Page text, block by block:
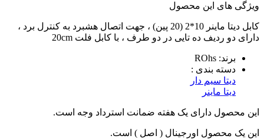
ویژگی های این محصول
کابل دیتا ماینر 10*2 (20 پین) ، جهت اتصال هشبرد به کنترل برد ،
دارای دو ردیف ده تایی در دو طرف ، با کابل فلت 20cm
برند: ROhs
دسته بندی :
دیتا سیم دار
دیتا ماینر
این محصول دارای یک هفته ضمانت استرداد وجه است.
این یک محصول اورجینال ( اصل ) است.